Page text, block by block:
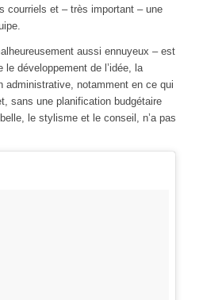
courriels et – très important – une
aussi ennuyeux – est
le développement de l’idée, la
administrative, notamment en ce qui
sans une planification budgétaire
le stylisme et le conseil, n’a pas